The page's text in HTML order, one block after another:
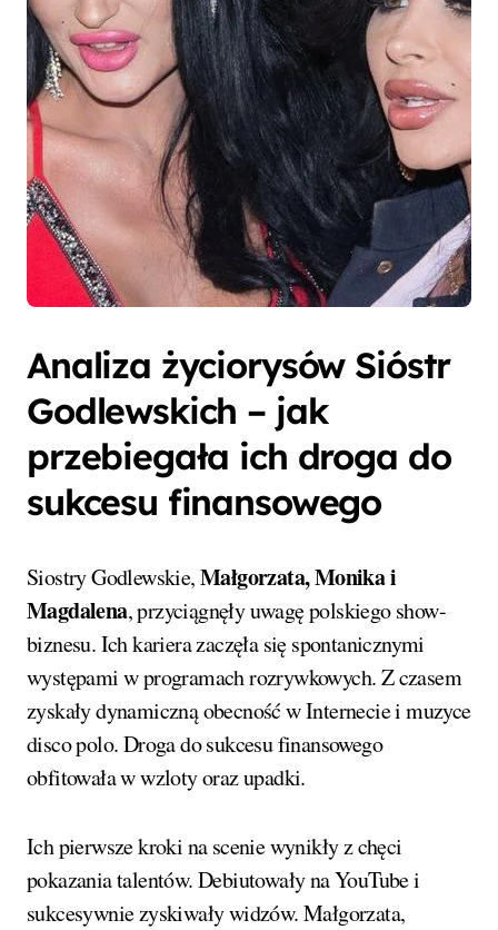
Analiza życiorysów Sióstr
Godlewskich – jak
przebiegała ich droga do
sukcesu finansowego
Siostry Godlewskie,Małgorzata, Monika i
Magdalena, przyciągnęły uwagę polskiego show-
biznesu. Ich kariera zaczęła się spontanicznymi
występami w programach rozrywkowych. Z czasem
zyskały dynamiczną obecność w Internecie i muzyce
disco polo. Droga do sukcesu finansowego
obfitowała w wzloty oraz upadki.
Ich pierwsze kroki na scenie wynikły z chęci
pokazania talentów. Debiutowały na YouTube i
sukcesywnie zyskiwały widzów. Małgorzata,